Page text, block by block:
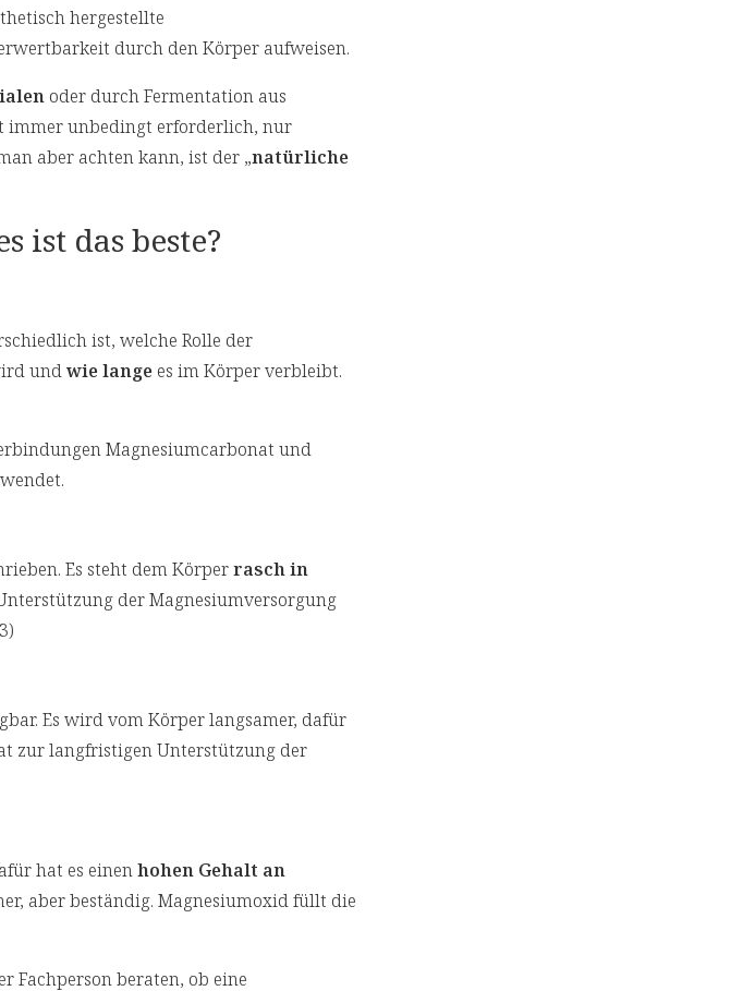
hergestellte
durch den Körper aufweisen.
oder durch Fermentation aus
immer unbedingt erforderlich, nur
aber achten kann, ist der „natürliche
ist das beste?
ist, welche Rolle der
undwie lange es im Körper verbleibt.
Magnesiumcarbonat und
Es steht dem Körperrasch in
der Magnesiumversorgung
Es wird vom Körper langsamer, dafür
zur langfristigen Unterstützung der
hat es einenhohen Gehalt an
aber beständig. Magnesiumoxid füllt die
Fachperson beraten, ob eine